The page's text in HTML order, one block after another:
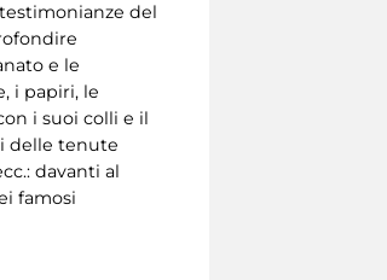
del
e le
i papiri, le
i suoi colli e il
delle tenute
davanti al
famosi